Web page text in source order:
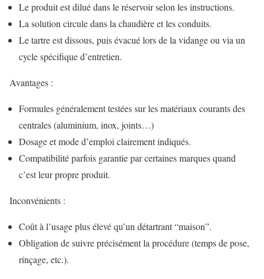
Le produit est dilué dans le réservoir selon les instructions.
La solution circule dans la chaudière et les conduits.
Le tartre est dissous, puis évacué lors de la vidange ou via un
cycle spécifique d’entretien.
Avantages :
Formules généralement testées sur les matériaux courants des
centrales (aluminium, inox, joints…)
Dosage et mode d’emploi clairement indiqués.
Compatibilité parfois garantie par certaines marques quand
c’est leur propre produit.
Inconvénients :
Coût à l’usage plus élevé qu’un détartrant “maison”.
Obligation de suivre précisément la procédure (temps de pose,
rinçage, etc.).